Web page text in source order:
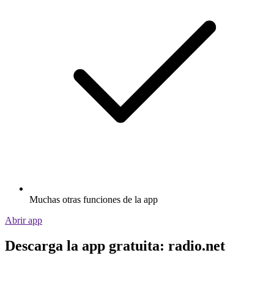
Muchas otras funciones de la app
Abrir app
Descarga la app gratuita: radio.net